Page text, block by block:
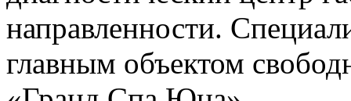
направленности.
главным объектом